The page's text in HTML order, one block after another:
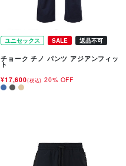
ユニセックス SALE 返品不可
チョーク チノ パンツ アジアンフィッ
ト
¥17,600(税込) 20% OFF